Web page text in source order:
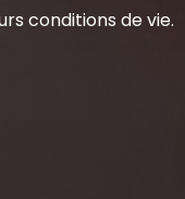
conditions de vie.